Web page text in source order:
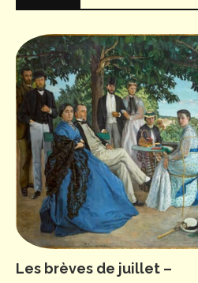
Les brèves de juillet –